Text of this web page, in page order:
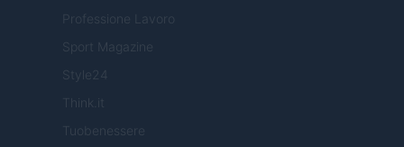
Professione Lavoro
Sport Magazine
Style24
Think.it
Tuobenessere